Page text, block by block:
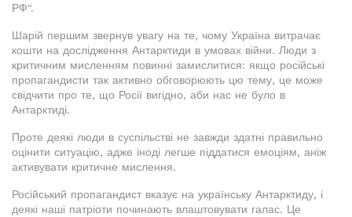
РФ".
Шарій першим звернув увагу на те, чому Україна витрачає
кошти на дослідження Антарктиди в умовах війни. Люди з
критичним мисленням повинні замислитися: якщо російські
пропагандисти так активно обговорюють цю тему, це може
свідчити про те, що Росії вигідно, аби нас не було в
Антарктиді.
Проте деякі люди в суспільстві не завжди здатні правильно
оцінити ситуацію, адже іноді легше піддатися емоціям, аніж
активувати критичне мислення.
Російський пропагандист вказує на українську Антарктиду, і
деякі наші патріоти починають влаштовувати галас. Це